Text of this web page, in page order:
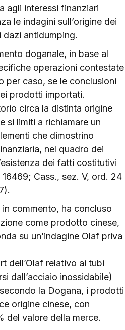
agli interessi finanziari
le indagini sull’origine dei
antidumping.
doganale, in base al
operazioni contestate
per caso, se le conclusioni
prodotti importati.
circa la distinta origine
si limiti a richiamare un
che dimostrino
nel quadro dei
dei fatti costitutivi
Cass., sez. V, ord. 24
commento, ha concluso
come prodotto cinese,
su un’indagine Olaf priva
dell’Olaf relativo ai tubi
dall’acciaio inossidabile)
la Dogana, i prodotti
origine cinese, con
del valore della merce.